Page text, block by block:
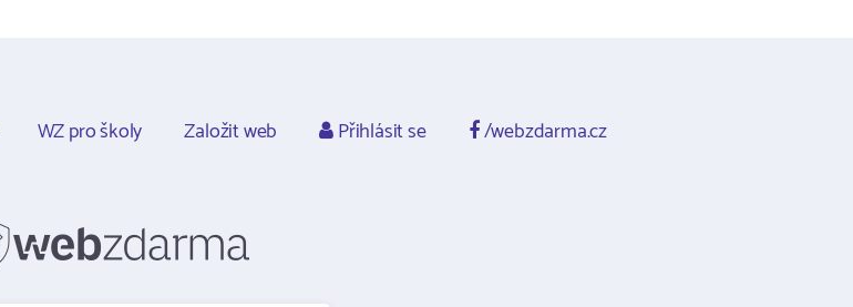
WZ pro školy Založit web Přihlásit se /webzdarma.cz